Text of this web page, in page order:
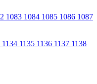
1083 1084 1085 1086 1087
1134 1135 1136 1137 1138